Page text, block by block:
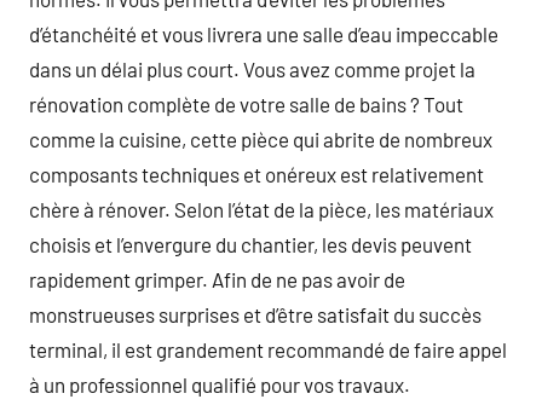
d’étanchéité et vous livrera une salle d’eau impeccable
dans un délai plus court. Vous avez comme projet la
rénovation complète de votre salle de bains ? Tout
comme la cuisine, cette pièce qui abrite de nombreux
composants techniques et onéreux est relativement
chère à rénover. Selon l’état de la pièce, les matériaux
choisis et l’envergure du chantier, les devis peuvent
rapidement grimper. Afin de ne pas avoir de
monstrueuses surprises et d’être satisfait du succès
terminal, il est grandement recommandé de faire appel
à un professionnel qualifié pour vos travaux.